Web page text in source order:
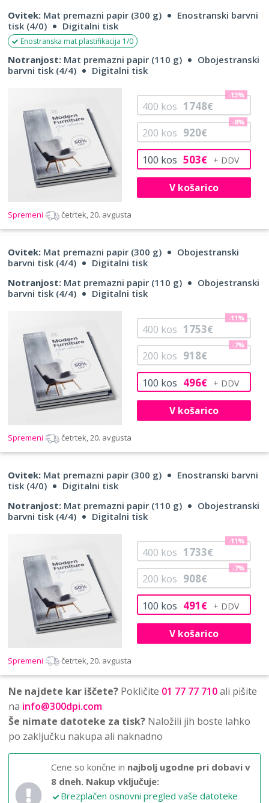
Ovitek: Mat premazni papir (300 g)
Enostranski barvni
tisk (4/0)
Digitalni tisk
Enostranska mat plastifikacija 1/0
Notranjost: Mat premazni papir (110 g)
Obojestranski
barvni tisk (4/4)
Digitalni tisk
100 kos 503€
200 kos 920€
-8%
400 kos 1748€
-13%
V košarico
Spremeni četrtek, 20. avgusta
Ovitek: Mat premazni papir (300 g)
Obojestranski
barvni tisk (4/4)
Digitalni tisk
Notranjost: Mat premazni papir (110 g)
Obojestranski
barvni tisk (4/4)
Digitalni tisk
100 kos 496€
200 kos 918€
-7%
400 kos 1753€
-11%
V košarico
Spremeni četrtek, 20. avgusta
Ovitek: Mat premazni papir (300 g)
Enostranski barvni
tisk (4/0)
Digitalni tisk
Notranjost: Mat premazni papir (110 g)
Obojestranski
barvni tisk (4/4)
Digitalni tisk
100 kos 491€
200 kos 908€
-7%
400 kos 1733€
-11%
V košarico
Spremeni četrtek, 20. avgusta
Ne najdete kar iščete? Pokličite 01 77 77 710ali pišite
na info@300dpi.com
Še nimate datoteke za tisk? Naložili jih boste lahko
po zaključku nakupa ali naknadno
Cene so končne in najbolj ugodne pri dobavi v
8 dneh. Nakup vključuje:
Brezplačen osnovni pregled vaše datoteke